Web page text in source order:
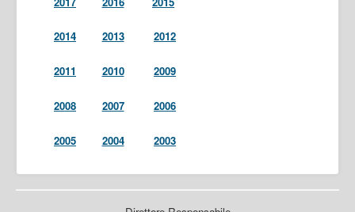
2014 2013 2012
2011 2010 2009
2008 2007 2006
2005 2004 2003